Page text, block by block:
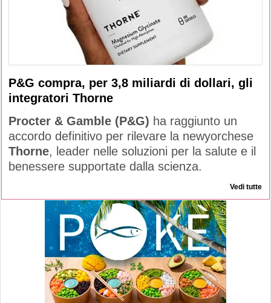
P&G compra, per 3,8 miliardi di dollari, gli
integratori Thorne
Procter & Gamble (P&G) ha raggiunto un
accordo definitivo per rilevare la newyorchese
Thorne, leader nelle soluzioni per la salute e il
benessere supportate dalla scienza.
Vedi tutte